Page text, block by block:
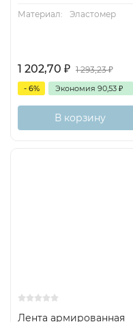
Материал:
Эластомер
1 202,70 ₽ 1 293,23₽
- 6% Экономия 90,53 ₽
В корзину
Лента армированная